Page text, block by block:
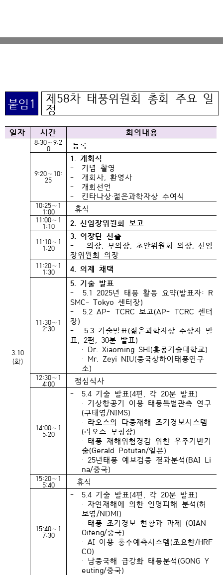
붙임1 제58차 태풍위원회 총회 주요 일
정
일자 시간 회의내용
3.10
(화)
8:30∼9:2
0 등록
9:20∼10:
25
1. 개회식
- 기념 촬영
- 개회사, 환영사
- 개회선언
- 킨타나상·젊은과학자상 수여식
10:25∼1
1:00 휴식
11:00∼1
1:10 2. 신임장위원회 보고
11:10∼1
1:20
3. 의장단 선출
- 의장, 부의장, 초안위원회 의장, 신임
장위원회 의장
11:20∼1
1:30 4. 의제 채택
11:30∼1
2:30
5. 기술 발표
- 5.1 2025년 태풍 활동 요약(발표자: R
SMC- Tokyo 센터장)
- 5.2 AP- TCRC 보고(AP- TCRC 센터
장)
- 5.3 기술발표(젊은과학자상 수상자 발
표, 2편, 30분 발표)
· Dr. Xiaoming SHI(홍콩기술대학교)
· Mr. Zeyi NIU(중국상하이태풍연구
소)
12:30∼1
4:00 점심식사
14:00∼1
5:20
- 5.4 기술 발표(4편, 각 20분 발표)
· 기상항공기 이용 태풍특별관측 연구
(구태영/NIMS)
· 라오스의 다중재해 조기경보시스템
(라오스 부청장)
· 태풍 재해위험경감 위한 우주기반기
술(Gerald Potutan/일본)
· 25년태풍 예보검증 결과분석(BAI Li
na/중국)
15:20∼1
5:40 휴식
15:40∼1
7:30
- 5.4 기술 발표(4편, 각 20분 발표)
· 자연재해에 의한 인명피해 분석(허
보영/NDMI)
· 태풍 조기경보 현황과 과제 (OIAN
Oifeng/중국)
· AI 이용 홍수예측시스템(조요한/HRF
CO)
· 남중국해 급강화 태풍분석(GONG Y
euting/중국)